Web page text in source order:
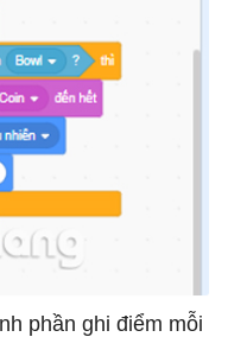
phần ghi điểm mỗi